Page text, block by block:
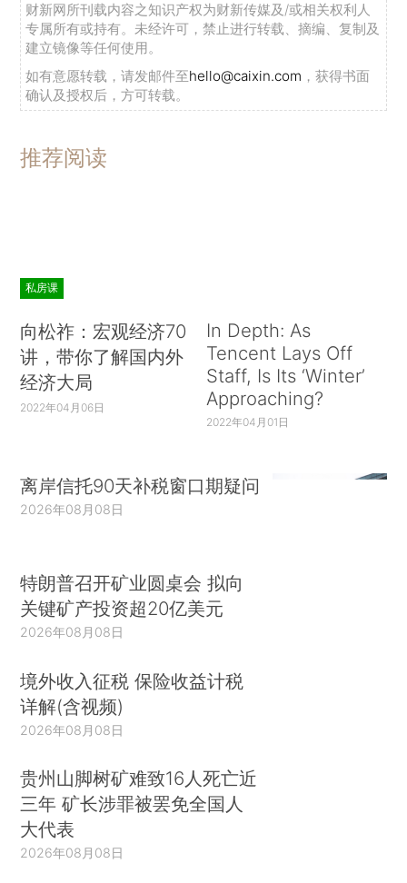
财新网所刊载内容之知识产权为财新传媒及/或相关权利人
专属所有或持有。未经许可，禁止进行转载、摘编、复制及
建立镜像等任何使用。
如有意愿转载，请发邮件至hello@caixin.com ，获得书面
确认及授权后，方可转载。
推荐阅读
私房课
向松祚：宏观经济70
讲，带你了解国内外
经济大局
2022年04月06日
In Depth: As
Tencent Lays Off
Staff, Is Its ‘Winter’
Approaching?
2022年04月01日
离岸信托90天补税窗口期疑问
2026年08月08日
特朗普召开矿业圆桌会 拟向
关键矿产投资超20亿美元
2026年08月08日
境外收入征税 保险收益计税
详解(含视频)
2026年08月08日
贵州山脚树矿难致16人死亡近
三年 矿长涉罪被罢免全国人
大代表
2026年08月08日